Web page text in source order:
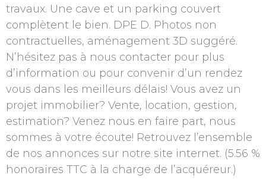
travaux. Une cave et un parking couvert
complètent le bien. DPE D. Photos non
contractuelles, aménagement 3D suggéré.
N’hésitez pas à nous contacter pour plus
d’information ou pour convenir d’un rendez
vous dans les meilleurs délais! Vous avez un
projet immobilier? Vente, location, gestion,
estimation? Venez nous en faire part, nous
sommes à votre écoute! Retrouvez l’ensemble
de nos annonces sur notre site internet. (5.56 %
honoraires TTC à la charge de l’acquéreur.)